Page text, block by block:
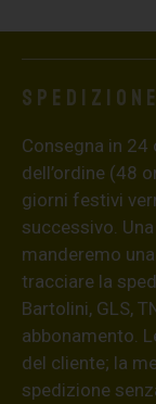
Spedizione
Consegna in
dell’ordine (48
giorni festivi
successivo.
manderemo
tracciare la
Bartolini, GLS,
abbonamento.
del cliente; la
spedizione